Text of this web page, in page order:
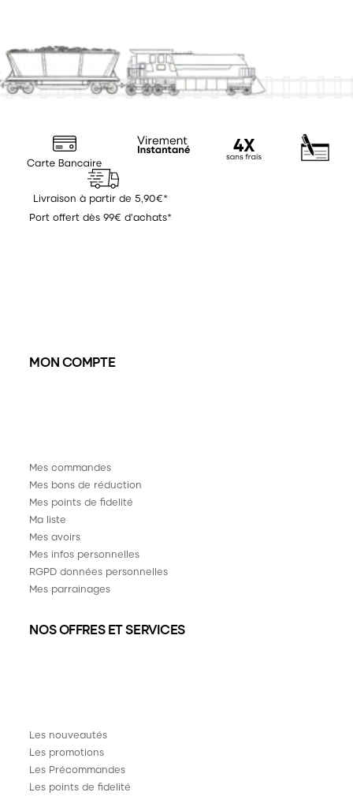
Livraison à partir de 5,90€*
Port offert dès 99€ d'achats*
MON COMPTE
Mes commandes
Mes bons de réduction
Mes points de fidelité
Ma liste
Mes avoirs
Mes infos personnelles
RGPD données personnelles
Mes parrainages
NOS OFFRES ET SERVICES
Les nouveautés
Les promotions
Les Précommandes
Les points de fidelité